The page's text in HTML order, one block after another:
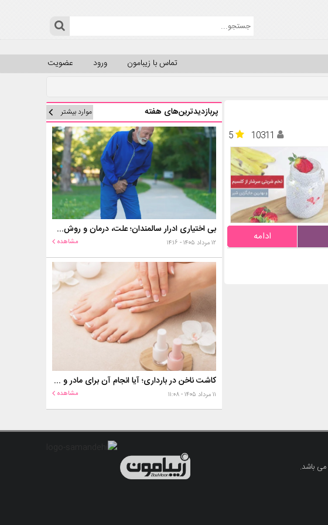
عضویت ورود تماس با زیبامون
5
10311
ادامه
پربازدیدترین‌های هفته موارد بیشتر
بی اختیاری ادرار سالمندان؛ علت، درمان و روش‌های کنترل در منزل
۱۲ مرداد ۱۴۰۵ - ۱۴:۱۶ مشاهده
کاشت ناخن در بارداری؛ آیا انجام آن برای مادر و جنین خطر دارد؟
۱۱ مرداد ۱۴۰۵ - ۱۱:۰۸ مشاهده
می باشد.